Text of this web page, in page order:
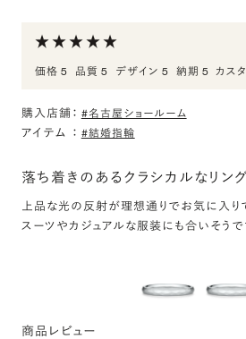
価格 5 品質 5 デザイン 5 納期 5 カス
購入店舗： #名古屋ショールーム
アイテム ： #結婚指輪
落ち着きのあるクラシカルなリン
上品な光の反射が理想通りでお気に入り
スーツやカジュアルな服装にも合いそうで
商品レビュー